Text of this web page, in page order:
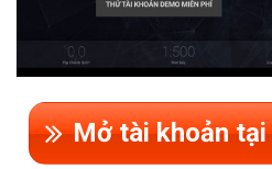
Mở tài khoản